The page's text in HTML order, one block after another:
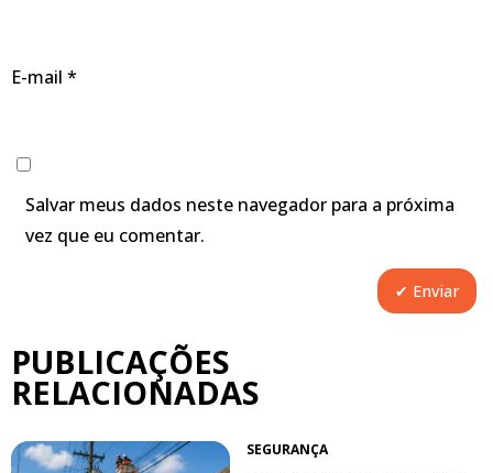
E-mail *
Salvar meus dados neste navegador para a próxima
vez que eu comentar.
PUBLICAÇÕES
RELACIONADAS
SEGURANÇA